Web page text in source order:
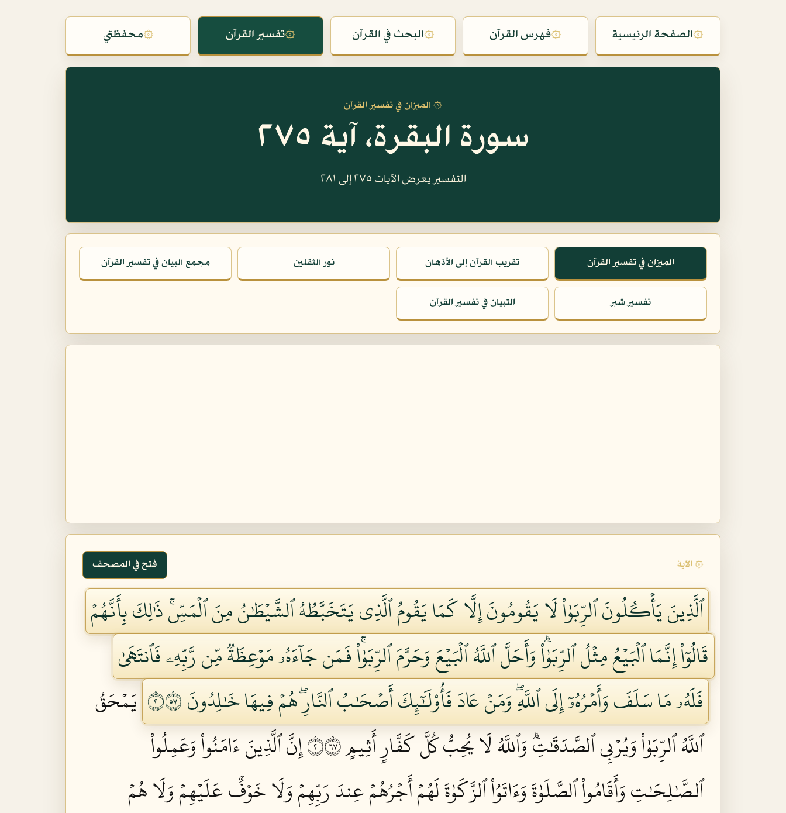
۞الصفحة الرئيسية ۞فهرس القرآن ۞البحث في القرآن ۞تفسير القرآن ۞محفظتي
۞ الميزان في تفسير القرآن
سورة البقرة، آية ٢٧٥
التفسير يعرض الآيات ٢٧٥ إلى ٢٨١
الميزان في تفسير القرآن تقريب القرآن إلى الأذهان نور الثقلين مجمع البيان في تفسير القرآن
تفسير شبر التبيان في تفسير القرآن
۞ الآية فتح في المصحف
ٱلَّذِينَ يَأۡكُلُونَ ٱلرِّبَوٰاْ لَا يَقُومُونَ إِلَّا كَمَا يَقُومُ ٱلَّذِي يَتَخَبَّطُهُ ٱلشَّيۡطَٰنُ مِنَ ٱلۡمَسِّۚ ذَٰلِكَ بِأَنَّهُمۡ
قَالُوٓاْ إِنَّمَا ٱلۡبَيۡعُ مِثۡلُ ٱلرِّبَوٰاْۗ وَأَحَلَّ ٱللَّهُ ٱلۡبَيۡعَ وَحَرَّمَ ٱلرِّبَوٰاْۚ فَمَن جَآءَهُۥ مَوۡعِظَةٞ مِّن رَّبِّهِۦ فَٱنتَهَىٰ
فَلَهُۥ مَا سَلَفَ وَأَمۡرُهُۥٓ إِلَى ٱللَّهِۖ وَمَنۡ عَادَ فَأُوْلَٰٓئِكَ أَصۡحَٰبُ ٱلنَّارِۖ هُمۡ فِيهَا خَٰلِدُونَ ٢٧٥
يَمۡحَقُ
ٱللَّهُ ٱلرِّبَوٰاْ وَيُرۡبِي ٱلصَّدَقَٰتِۗ وَٱللَّهُ لَا يُحِبُّ كُلَّ كَفَّارٍ أَثِيمٍ ٢٧٦
إِنَّ ٱلَّذِينَ ءَامَنُواْ وَعَمِلُواْ
ٱلصَّٰلِحَٰتِ وَأَقَامُواْ ٱلصَّلَوٰةَ وَءَاتَوُاْ ٱلزَّكَوٰةَ لَهُمۡ أَجۡرُهُمۡ عِندَ رَبِّهِمۡ وَلَا خَوۡفٌ عَلَيۡهِمۡ وَلَا هُمۡ